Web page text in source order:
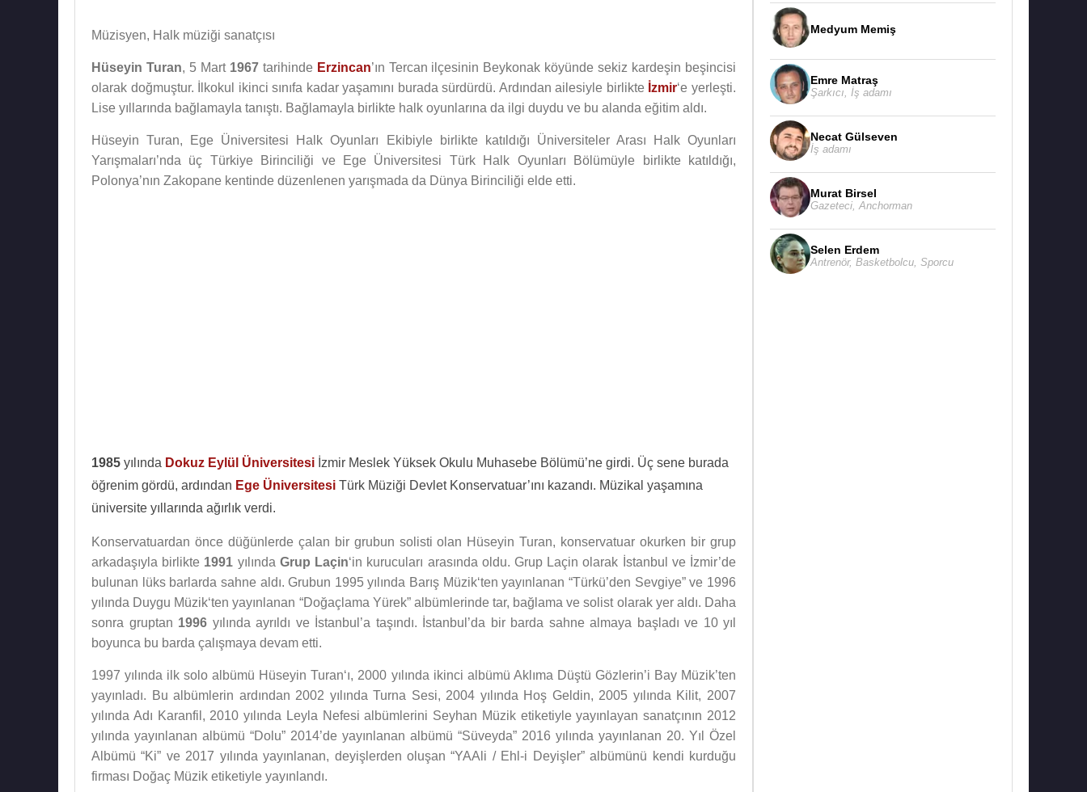
Müzisyen, Halk müziği sanatçısı
Hüseyin Turan, 5 Mart 1967tarihinde Erzincan’ın Tercan ilçesinin Beykonak köyünde sekiz kardeşin beşincisi
olarak doğmuştur. İlkokul ikinci sınıfa kadar yaşamını burada sürdürdü. Ardından ailesiyle birlikte İzmir‘e yerleşti.
Lise yıllarında bağlamayla tanıştı. Bağlamayla birlikte halk oyunlarına da ilgi duydu ve bu alanda eğitim aldı.
Hüseyin Turan, Ege Üniversitesi Halk Oyunları Ekibiyle birlikte katıldığı Üniversiteler Arası Halk Oyunları
Yarışmaları’nda üç Türkiye Birinciliği ve Ege Üniversitesi Türk Halk Oyunları Bölümüyle birlikte katıldığı,
Polonya’nın Zakopane kentinde düzenlenen yarışmada da Dünya Birinciliği elde etti.
1985 yılında Dokuz Eylül Üniversitesi İzmir Meslek Yüksek Okulu Muhasebe Bölümü’ne girdi. Üç sene burada
öğrenim gördü, ardından Ege Üniversitesi Türk Müziği Devlet Konservatuar’ını kazandı. Müzikal yaşamına
üniversite yıllarında ağırlık verdi.
Konservatuardan önce düğünlerde çalan bir grubun solisti olan Hüseyin Turan, konservatuar okurken bir grup
arkadaşıyla birlikte 1991 yılında Grup Laçin‘in kurucuları arasında oldu. Grup Laçin olarak İstanbul ve İzmir’de
bulunan lüks barlarda sahne aldı. Grubun 1995 yılında Barış Müzik‘ten yayınlanan “Türkü’den Sevgiye” ve 1996
yılında Duygu Müzik‘ten yayınlanan “Doğaçlama Yürek” albümlerinde tar, bağlama ve solist olarak yer aldı. Daha
sonra gruptan 1996 yılında ayrıldı ve İstanbul’a taşındı. İstanbul’da bir barda sahne almaya başladı ve 10 yıl
boyunca bu barda çalışmaya devam etti.
1997 yılında ilk solo albümü Hüseyin Turan‘ı, 2000 yılında ikinci albümü Aklıma Düştü Gözlerin’i Bay Müzik’ten
yayınladı. Bu albümlerin ardından 2002 yılında Turna Sesi, 2004 yılında Hoş Geldin, 2005 yılında Kilit, 2007
yılında Adı Karanfil, 2010 yılında Leyla Nefesi albümlerini Seyhan Müzik etiketiyle yayınlayan sanatçının 2012
yılında yayınlanan albümü “Dolu” 2014’de yayınlanan albümü “Süveyda” 2016 yılında yayınlanan 20. Yıl Özel
Albümü “Ki” ve 2017 yılında yayınlanan, deyişlerden oluşan “YAAli / Ehl-i Deyişler” albümünü kendi kurduğu
firması Doğaç Müzik etiketiyle yayınlandı.
Medyum Memiş
Emre Matraş
Şarkıcı İş adamı
Necat Gülseven
İş adamı
Murat Birsel
Gazeteci Anchorman
Selen Erdem
Antrenör, Basketbolcu Sporcu